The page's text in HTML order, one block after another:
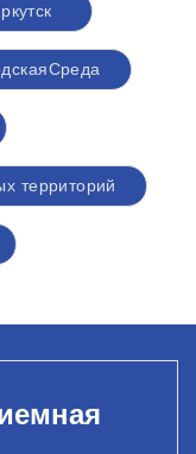
территорий